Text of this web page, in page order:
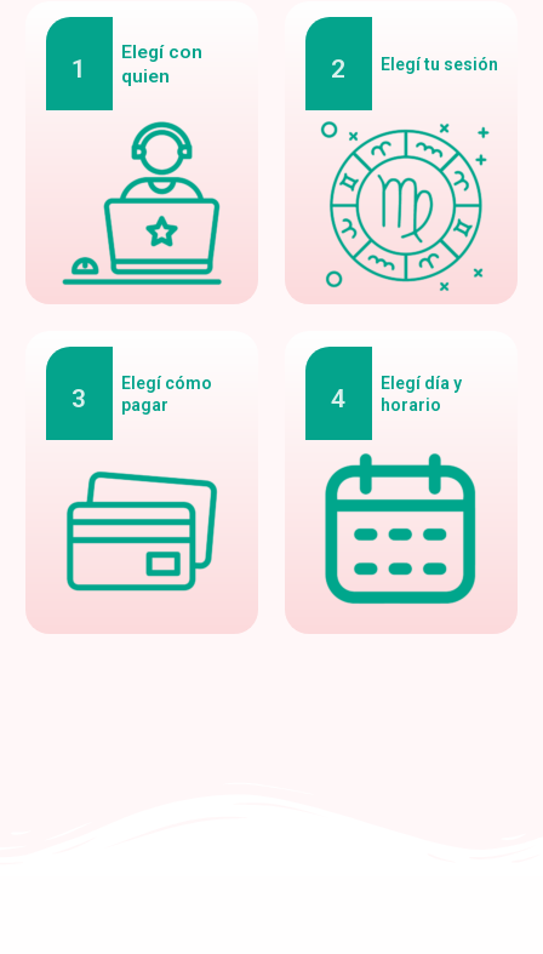
1
Elegí con
quien
2 Elegí tu sesión
3
Elegí cómo
pagar
4
Elegí día y
horario